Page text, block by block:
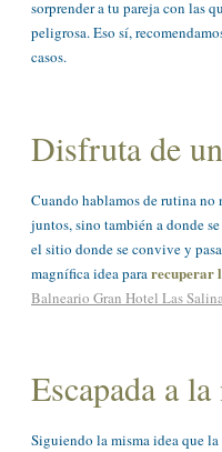
sorprender a tu pareja con las
peligrosa. Eso sí,
casos.
Disfruta de
Cuando hablamos de rutina no
juntos, sino también a donde
el sitio donde se convive y
magnífica idea para recuperar
Balneario Gran Hotel Las
Escapada a
Siguiendo la misma idea que